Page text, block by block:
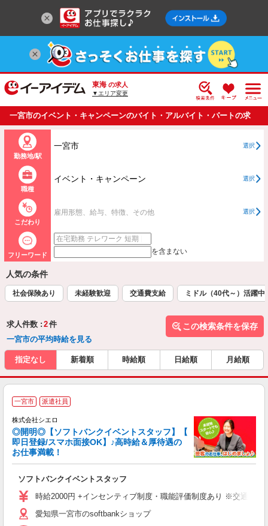
東海 の求人
▼エリア変更
一宮市のイベント・キャンペーンのバイト・アルバイト・パートの求
人情報一覧
勤務地/駅
一宮市 選択
職種
イベント・キャンペーン 選択
こだわり
雇用形態、給与、特徴、その他 選択
フリーワード を含まない
人気の条件
社会保険あり 未経験歓迎 交通費支給 ミドル（40代～）活躍中
求人件数 : 2件
一宮市の平均時給を見る
この検索条件を保存
指定なし 新着順 時給順 日給順 月給順
一宮市 派遣社員
株式会社シエロ
◎開明◎【ソフトバンクイベントスタッフ】【
即日登録/スマホ面接OK】♪高時給＆厚待遇の
お仕事満載！
ソフトバンクイベントスタッフ
時給2000円 +インセンティブ制度・職能評価制度あり ※交通費
愛知県一宮市のsoftbankショップ